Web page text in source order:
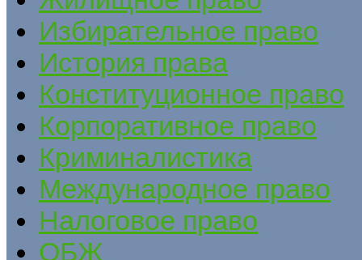
Избирательное право
История права
Конституционное право
Корпоративное право
Криминалистика
Международное право
Налоговое право
ОБЖ